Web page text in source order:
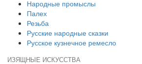
Народные промыслы
Палех
Резьба
Русские народные сказки
Русское кузнечное ремесло
ИЗЯЩНЫЕ ИСКУССТВА